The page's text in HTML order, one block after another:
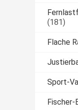
(181)
Flache
Sport-
Fischer-